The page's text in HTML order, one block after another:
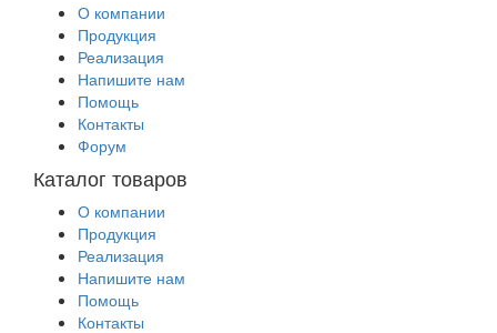
О компании
Продукция
Реализация
Напишите нам
Помощь
Контакты
Форум
Каталог товаров
О компании
Продукция
Реализация
Напишите нам
Помощь
Контакты